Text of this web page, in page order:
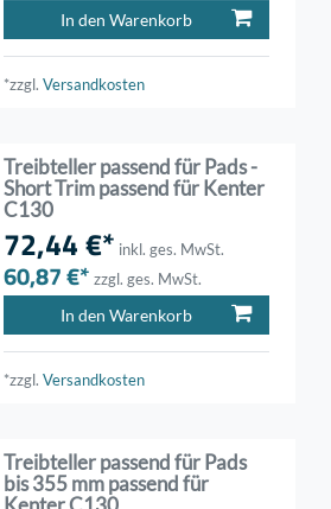
In den Warenkorb
*zzgl.Versandkosten
Treibteller passend für Pads -
Short Trim passend für Kenter
C130
72,44 €* inkl. ges. MwSt.
60,87 €* zzgl. ges. MwSt.
In den Warenkorb
*zzgl.Versandkosten
Treibteller passend für Pads
bis 355 mm passend für